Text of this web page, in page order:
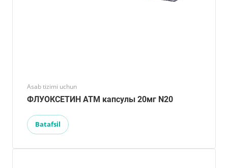
Asab tizimi uchun
ФЛУОКСЕТИН ATM капсулы 20мг N20
Batafsil